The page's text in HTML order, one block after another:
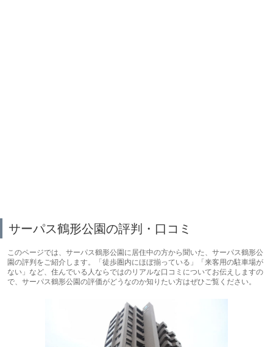
サーパス鶴形公園の評判・口コミ
このページでは、サーパス鶴形公園に居住中の方から聞いた、サーパス鶴形公
園の評判をご紹介します。「徒歩圏内にほぼ揃っている」「来客用の駐車場が
ない」など、住んでいる人ならではのリアルな口コミについてお伝えしますの
で、サーパス鶴形公園の評価がどうなのか知りたい方はぜひご覧ください。